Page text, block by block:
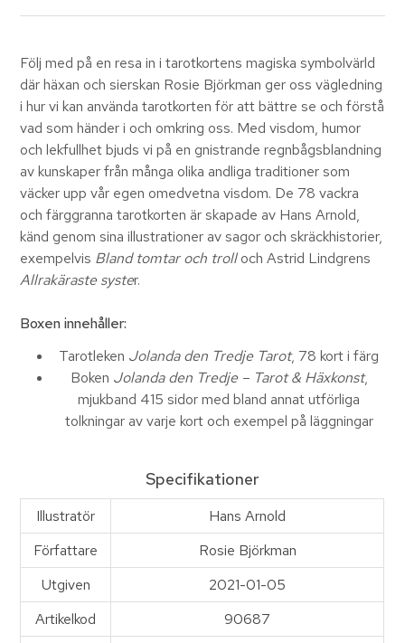
Följ med på en resa in i tarotkortens magiska symbolvärld
där häxan och sierskan Rosie Björkman ger oss vägledning
i hur vi kan använda tarotkorten för att bättre se och förstå
vad som händer i och omkring oss. Med visdom, humor
och lekfullhet bjuds vi på en gnistrande regnbågsblandning
av kunskaper från många olika andliga traditioner som
väcker upp vår egen omedvetna visdom. De 78 vackra
och färggranna tarotkorten är skapade av Hans Arnold,
känd genom sina illustrationer av sagor och skräckhistorier,
exempelvis Bland tomtar och trolloch Astrid Lindgrens
Allrakäraste syster.
Boxen innehåller:
Tarotleken Jolanda den Tredje Tarot, 78 kort i färg
Boken Jolanda den Tredje – Tarot & Häxkonst,
mjukband 415 sidor med bland annat utförliga
tolkningar av varje kort och exempel på läggningar
Specifikationer
Illustratör
Hans Arnold
Författare
Rosie Björkman
Utgiven
2021-01-05
Artikelkod
90687